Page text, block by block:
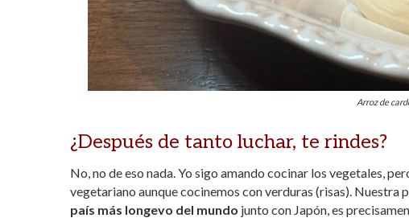
Arroz de
¿Después de tanto luchar, te rindes?
No, no de eso nada. Yo sigo amando cocinar los vegetales,
vegetariano aunque cocinemos con verduras (risas). Nuestra
país más longevo del mundo junto con Japón, es